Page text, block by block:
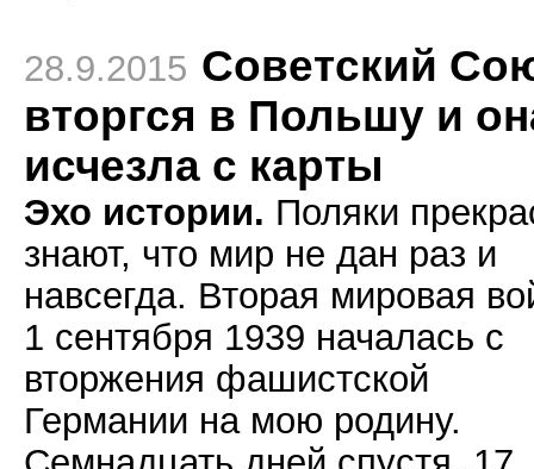
28.9.2015 Советский
вторгся в Польшу и
исчезла с карты
Эхо истории. Поляки
знают, что мир не дан раз и
навсегда. Вторая мировая
1 сентября 1939 началась с
вторжения фашистской
Германии на мою родину.